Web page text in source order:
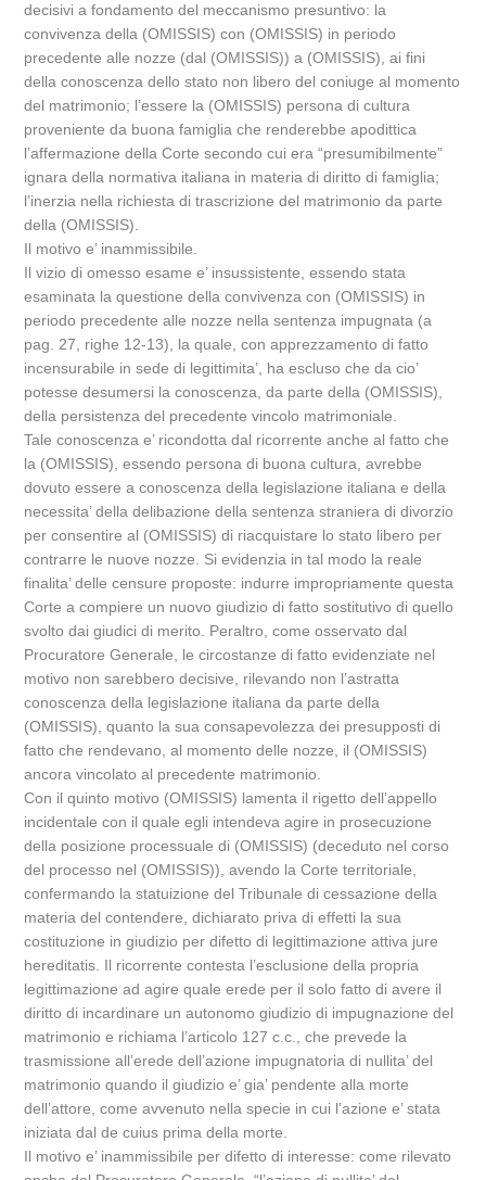
decisivi a fondamento del meccanismo presuntivo: la
convivenza della (OMISSIS) con (OMISSIS) in periodo
precedente alle nozze (dal (OMISSIS)) a (OMISSIS), ai fini
della conoscenza dello stato non libero del coniuge al momento
del matrimonio; l’essere la (OMISSIS) persona di cultura
proveniente da buona famiglia che renderebbe apodittica
l’affermazione della Corte secondo cui era “presumibilmente”
ignara della normativa italiana in materia di diritto di famiglia;
l’inerzia nella richiesta di trascrizione del matrimonio da parte
della (OMISSIS).
Il motivo e’ inammissibile.
Il vizio di omesso esame e’ insussistente, essendo stata
esaminata la questione della convivenza con (OMISSIS) in
periodo precedente alle nozze nella sentenza impugnata (a
pag. 27, righe 12-13), la quale, con apprezzamento di fatto
incensurabile in sede di legittimita’, ha escluso che da cio’
potesse desumersi la conoscenza, da parte della (OMISSIS),
della persistenza del precedente vincolo matrimoniale.
Tale conoscenza e’ ricondotta dal ricorrente anche al fatto che
la (OMISSIS), essendo persona di buona cultura, avrebbe
dovuto essere a conoscenza della legislazione italiana e della
necessita’ della delibazione della sentenza straniera di divorzio
per consentire al (OMISSIS) di riacquistare lo stato libero per
contrarre le nuove nozze. Si evidenzia in tal modo la reale
finalita’ delle censure proposte: indurre impropriamente questa
Corte a compiere un nuovo giudizio di fatto sostitutivo di quello
svolto dai giudici di merito. Peraltro, come osservato dal
Procuratore Generale, le circostanze di fatto evidenziate nel
motivo non sarebbero decisive, rilevando non l’astratta
conoscenza della legislazione italiana da parte della
(OMISSIS), quanto la sua consapevolezza dei presupposti di
fatto che rendevano, al momento delle nozze, il (OMISSIS)
ancora vincolato al precedente matrimonio.
Con il quinto motivo (OMISSIS) lamenta il rigetto dell’appello
incidentale con il quale egli intendeva agire in prosecuzione
della posizione processuale di (OMISSIS) (deceduto nel corso
del processo nel (OMISSIS)), avendo la Corte territoriale,
confermando la statuizione del Tribunale di cessazione della
materia del contendere, dichiarato priva di effetti la sua
costituzione in giudizio per difetto di legittimazione attiva jure
hereditatis. Il ricorrente contesta l’esclusione della propria
legittimazione ad agire quale erede per il solo fatto di avere il
diritto di incardinare un autonomo giudizio di impugnazione del
matrimonio e richiama l’articolo 127 c.c., che prevede la
trasmissione all’erede dell’azione impugnatoria di nullita’ del
matrimonio quando il giudizio e’ gia’ pendente alla morte
dell’attore, come avvenuto nella specie in cui l’azione e’ stata
iniziata dal de cuius prima della morte.
Il motivo e’ inammissibile per difetto di interesse: come rilevato